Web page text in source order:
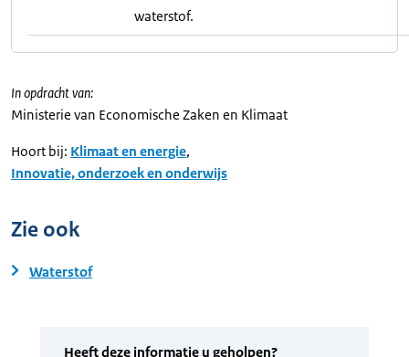
waterstof.
In opdracht van:
Ministerie van Economische Zaken en Klimaat
Hoort bij: Klimaat en energie,
Innovatie, onderzoek en onderwijs
Zie ook
Waterstof